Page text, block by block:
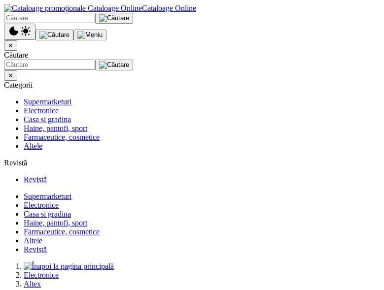
Cataloage Online
✕
Căutare
✕
Categorii
Supermarketuri
Electronice
Casa si gradina
Haine, pantofi, sport
Farmaceutice, cosmetice
Altele
Revistă
Revistă
Supermarketuri
Electronice
Casa si gradina
Haine, pantofi, sport
Farmaceutice, cosmetice
Altele
Revistă
Electronice
Altex